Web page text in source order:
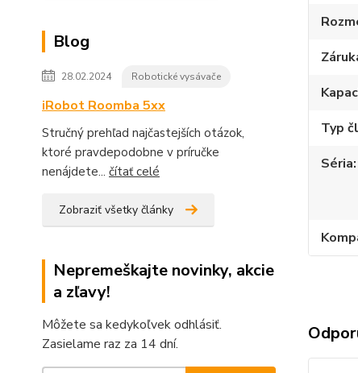
Blog
28.02.2024 Robotické vysávače
iRobot Roomba 5xx
Stručný prehľad najčastejších otázok,
ktoré pravdepodobne v príručke
nenájdete... čítať celé
Zobraziť všetky články
Nepremeškajte novinky, akcie
a zľavy!
Môžete sa kedykoľvek odhlásiť.
Zasielame raz za 14 dní.
Typ
Séria